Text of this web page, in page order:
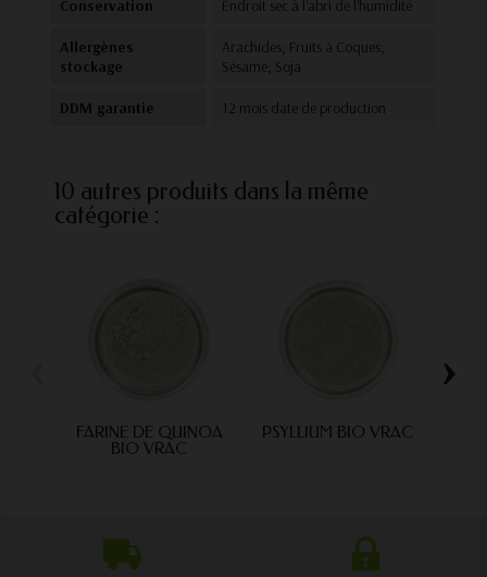
Conservation Endroit sec à l'abri de l'humidité
Allergènes
stockage
Arachides; Fruits à Coques;
Sésame; Soja
DDM garantie 12 mois date de production
10 autres produits dans la même
catégorie :
FARINE DE QUINOA
BIO VRAC
PSYLLIUM BIO VRAC
›